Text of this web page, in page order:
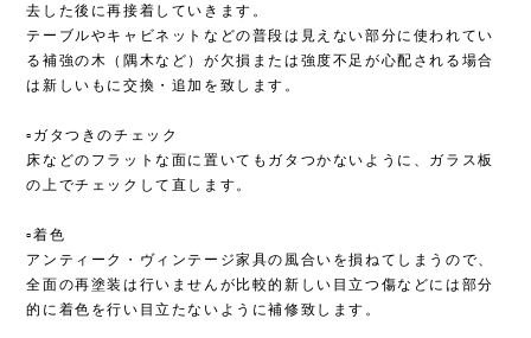
去した後に再接着していきます。
テーブルやキャビネットなどの普段は見えない部分に使われてい
る補強の木（隅木など）が欠損または強度不足が心配される場合
は新しいもに交換・追加を致します。
▫︎ガタつきのチェック
床などのフラットな面に置いてもガタつかないように、ガラス板
の上でチェックして直します。
▫︎着色
アンティーク・ヴィンテージ家具の風合いを損ねてしまうので、
全面の再塗装は行いませんが比較的新しい目立つ傷などには部分
的に着色を行い目立たないように補修致します。